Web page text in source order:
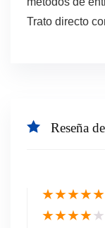
Trato directo
Reseña
★★★★★
★★★★★